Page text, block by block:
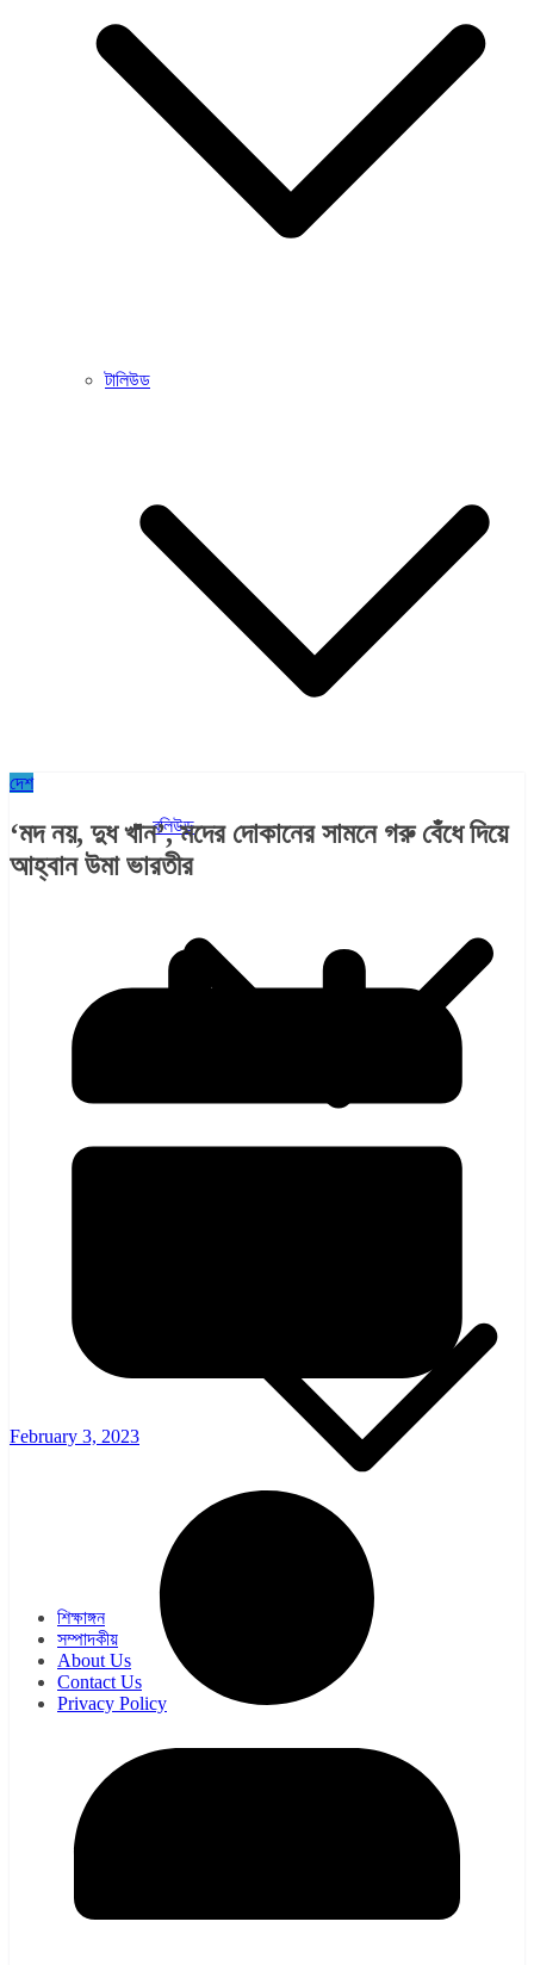
টালিউড
বলিউড
শিক্ষাঙ্গন
সম্পাদকীয়
About Us
Contact Us
Privacy Policy
দেশ
‘মদ নয়, দুধ খান’, মদের দোকানের সামনে গরু বেঁধে দিয়ে
আহ্বান উমা ভারতীর
February 3, 2023